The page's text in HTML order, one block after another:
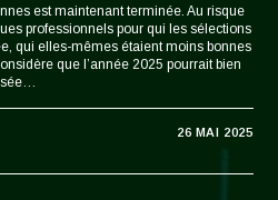
est maintenant terminée. Au risque
professionnels pour qui les sélections
qui elles-mêmes étaient moins bonnes
que l’année 2025 pourrait bien
26 MAI 2025